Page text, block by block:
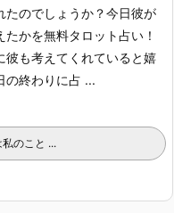
たのでしょうか？今日彼が
かを無料タロット占い！
彼も考えてくれていると嬉
の終わりに占 ...
のこと ...